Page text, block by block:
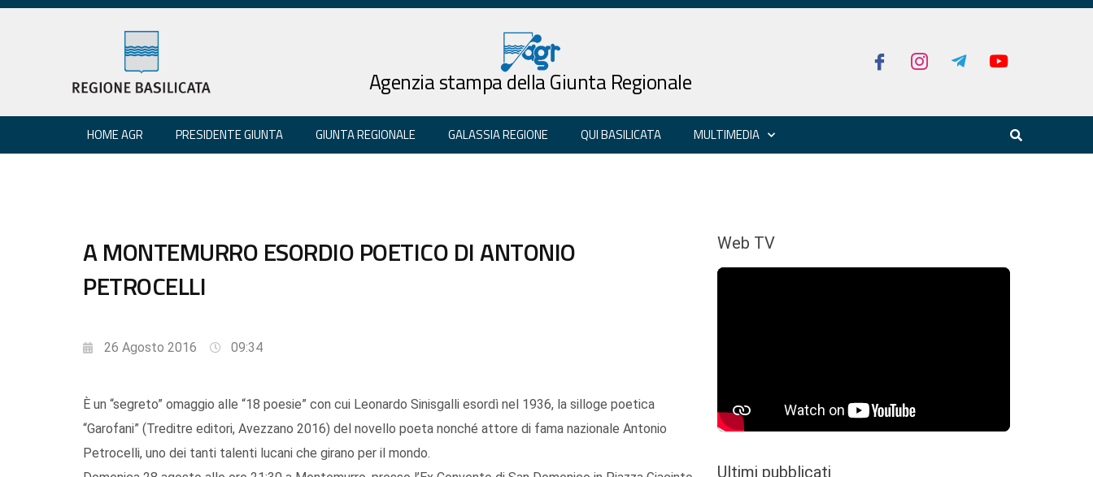
Agenzia stampa della Giunta Regionale
HOME AGR PRESIDENTE GIUNTA GIUNTA REGIONALE GALASSIA REGIONE QUI BASILICATA MULTIMEDIA
A MONTEMURRO ESORDIO POETICO DI ANTONIO
PETROCELLI
26 Agosto 2016 09:34
È un “segreto” omaggio alle “18 poesie” con cui Leonardo Sinisgalli esordì nel 1936, la silloge poetica
“Garofani” (Treditre editori, Avezzano 2016) del novello poeta nonché attore di fama nazionale Antonio
Petrocelli, uno dei tanti talenti lucani che girano per il mondo.
Web TV
Ultimi pubblicati